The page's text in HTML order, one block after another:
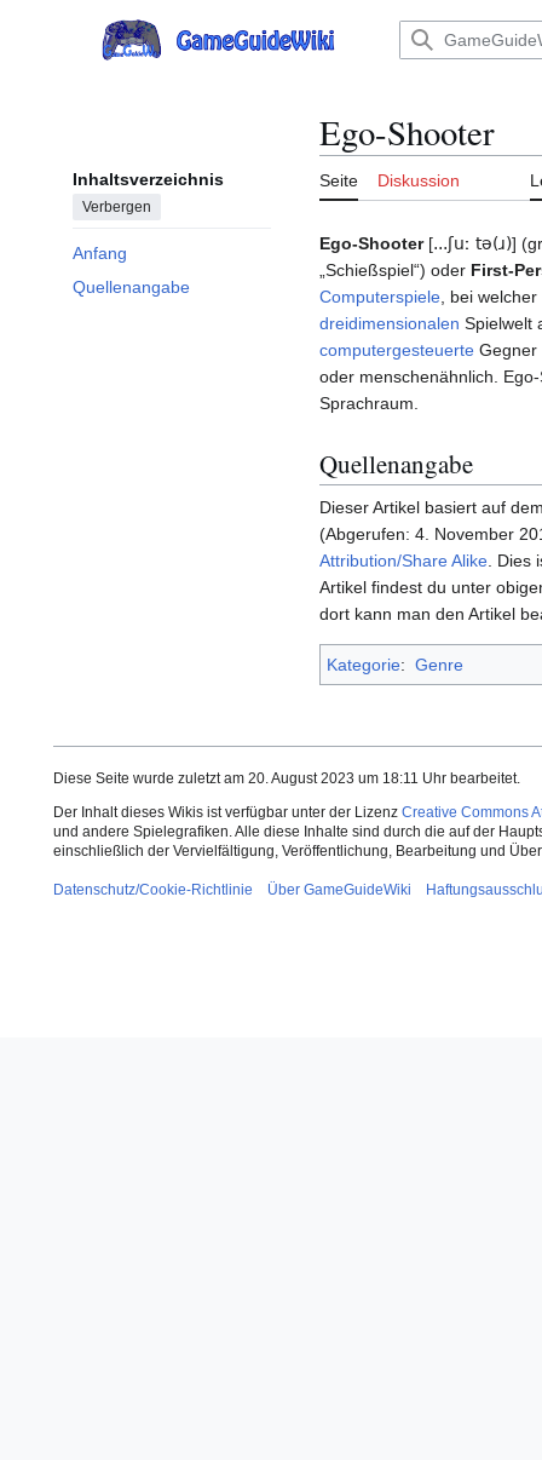
Hauptmenü
Inhaltsverzeichnis
Verbergen
Anfang
Quellenangabe
Ego-Shooter
Seite Diskussion
Ego-Shooter[...ʃuː tə(ɹ)]
„Schießspiel“) oder First-
Computerspiele , bei
dreidimensionalen Spielwelt
computergesteuerte Gegner
oder menschenähnlich.
Sprachraum.
Quellenangabe
Dieser Artikel basiert auf
(Abgerufen: 4. November
Attribution/Share Alike .
Artikel findest du unter
dort kann man den Artikel
Kategorie: Genre
Diese Seite wurde zuletzt am 20. August 2023 um 18:11 Uhr bearbeitet.
Der Inhalt dieses Wikis ist verfügbar unter der Lizenz Creative Commons
und andere Spielegrafiken. Alle diese Inhalte sind durch die auf der
einschließlich der Vervielfältigung, Veröffentlichung, Bearbeitung und
Datenschutz/Cookie-Richtlinie Über GameGuideWiki